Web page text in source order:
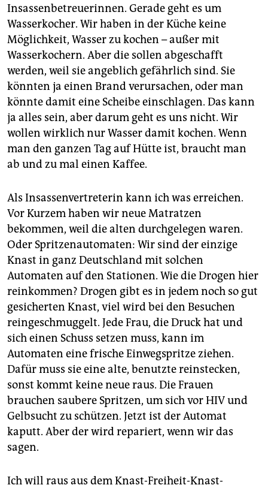
Insassenbetreuerinnen. Gerade geht es um
Wasserkocher. Wir haben in der Küche keine
Möglichkeit, Wasser zu kochen – außer mit
Wasserkochern. Aber die sollen abgeschafft
werden, weil sie angeblich gefährlich sind. Sie
könnten ja einen Brand verursachen, oder man
könnte damit eine Scheibe einschlagen. Das kann
ja alles sein, aber darum geht es uns nicht. Wir
wollen wirklich nur Wasser damit kochen. Wenn
man den ganzen Tag auf Hütte ist, braucht man
ab und zu mal einen Kaffee.
Als Insassenvertreterin kann ich was erreichen.
Vor Kurzem haben wir neue Matratzen
bekommen, weil die alten durchgelegen waren.
Oder Spritzenautomaten: Wir sind der einzige
Knast in ganz Deutschland mit solchen
Automaten auf den Stationen. Wie die Drogen hier
reinkommen? Drogen gibt es in jedem noch so gut
gesicherten Knast, viel wird bei den Besuchen
reingeschmuggelt. Jede Frau, die Druck hat und
sich einen Schuss setzen muss, kann im
Automaten eine frische Einwegspritze ziehen.
Dafür muss sie eine alte, benutzte reinstecken,
sonst kommt keine neue raus. Die Frauen
brauchen saubere Spritzen, um sich vor HIV und
Gelbsucht zu schützen. Jetzt ist der Automat
kaputt. Aber der wird repariert, wenn wir das
sagen.
Ich will raus aus dem Knast-Freiheit-Knast-